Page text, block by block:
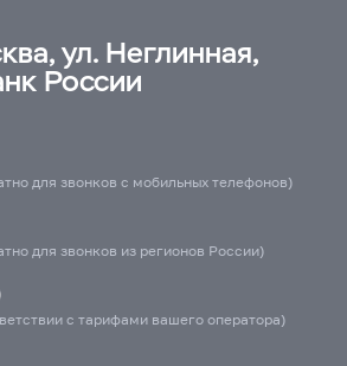
ул. Неглинная,
России
для звонков с мобильных телефонов)
для звонков из регионов России)
с тарифами вашего оператора)